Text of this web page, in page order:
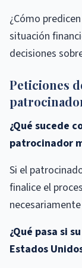
¿Cómo
situación
decisiones
Peticiones
¿Qué sucede
patrocinador
Si el
finalice el
¿Qué pasa si
Estados